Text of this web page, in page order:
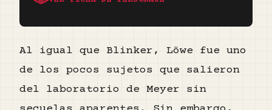
Al igual que Blinker, Löwe fue uno
de los pocos sujetos que salieron
del laboratorio de Meyer sin